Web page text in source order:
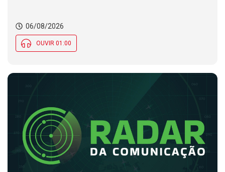
seletivo nesta quinta (6)
06/08/2026
OUVIR 01:00